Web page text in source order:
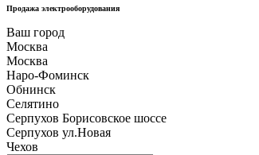
Продажа электрооборудования
Ваш город
Москва
Москва
Наро-Фоминск
Обнинск
Селятино
Серпухов Борисовское шоссе
Серпухов ул.Новая
Чехов